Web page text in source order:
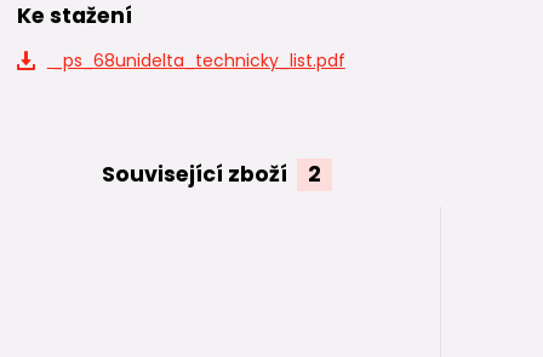
Ke stažení
_ps_68unidelta_technicky_list.pdf
Související zboží 2